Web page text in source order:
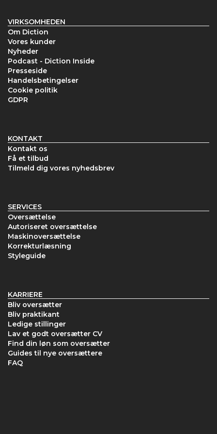
VIRKSOMHEDEN
Om Diction
Vores kunder
Nyheder
Podcast - Diction Inside
Presseside
Handelsbetingelser
Cookie politik
GDPR
KONTAKT
Kontakt os
Få et tilbud
Tilmeld dig vores nyhedsbrev
SERVICES
Oversættelse
Autoriseret oversættelse
Maskinoversættelse
Korrekturlæsning
Styleguide
KARRIERE
Bliv oversætter
Bliv praktikant
Ledige stillinger
Lav et godt oversætter CV
Find din løn som oversætter
Guides til nye oversættere
FAQ